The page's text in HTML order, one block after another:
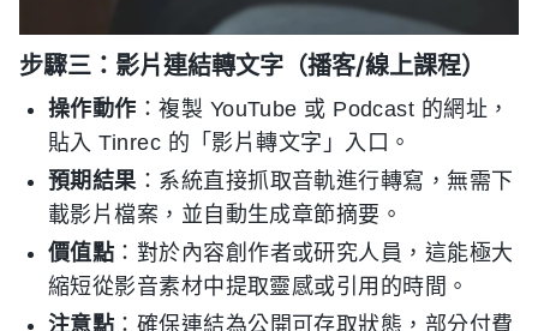
步驟三：影片連結轉文字（播客/線上課程）
操作動作 ：複製 YouTube 或 Podcast 的網址，
貼入 Tinrec 的「影片轉文字」入口。
預期結果：系統直接抓取音軌進行轉寫，無需下
載影片檔案，並自動生成章節摘要。
價值點 ：對於內容創作者或研究人員，這能極大
縮短從影音素材中提取靈感或引用的時間。
注意點 ：確保連結為公開可存取狀態，部分付費